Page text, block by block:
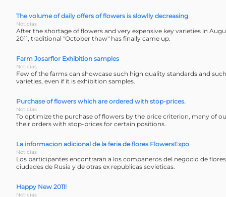
The volume of daily offers of flowers is slowlly decreasing
Noticias
After the shortage of flowers and very expensive key varieties in
2011, traditional "October thaw" has finally came up.
Farm Josarflor Exhibition samples
Noticias
Few of the farms can showcase such high quality standards and
varieties, even if it is exhibition samples.
Purchase of flowers which are ordered with stop-prices.
Noticias
To optimize the purchase of flowers by the price criterion, many of
their orders with stop-prices for certain positions.
La informacion adicional de la feria de flores FlowersExpo
Noticias
Los participantes encontraran a los companeros del negocio de
ciudades de Rusia y de otras ex republicas sovieticas.
Happy New 2011!
Noticias